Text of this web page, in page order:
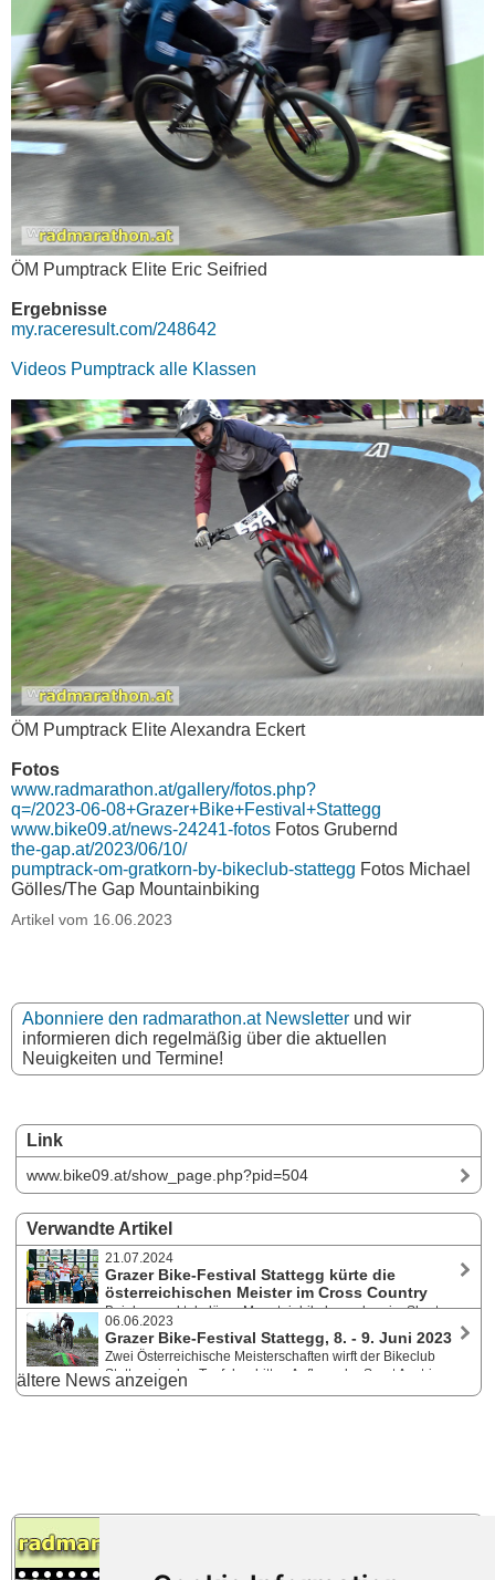
Link
www.bike09.at/show_page.php?pid=504
Verwandte Artikel
21.07.2024
Grazer Bike-Festival Stattegg kürte die
österreichischen Meister im Cross Country
Bei den spektakulären Mountainbikebewerben im Short
Track (XCC) und Cross Country (XCO) von 12. - 14. Juli 2024 waren
alle drei Olympiateilnehmer Laura Stigger, Max Foidl und Mona
Mitterwallner am Start und auch erfolgreich. Videos von allen
Bewerben.
06.06.2023
Grazer Bike-Festival Stattegg, 8. - 9. Juni 2023
Zwei Österreichische Meisterschaften wirft der Bikeclub
Stattegg in den Topf der dritten Auflage der Sport Austria
Finals. ÖM Hillclimb auf der Small-Strecke beim Schöckl Gipfelsturm
ältere News anzeigen
ÖM Pumptrack Elite Eric Seifried
Ergebnisse
my.raceresult.com/248642
Videos Pumptrack alle Klassen
ÖM Pumptrack Elite Alexandra Eckert
Fotos
www.radmarathon.at/gallery/fotos.php?
q=/2023-06-08+Grazer+Bike+Festival+Stattegg
www.bike09.at/news-24241-fotos Fotos Grubernd
the-gap.at/2023/06/10/
pumptrack-om-gratkorn-by-bikeclub-stattegg Fotos Michael
Gölles/The Gap Mountainbiking
Artikel vom 16.06.2023
Abonniere den radmarathon.at Newsletter und wir
informieren dich regelmäßig über die aktuellen
Neuigkeiten und Termine!